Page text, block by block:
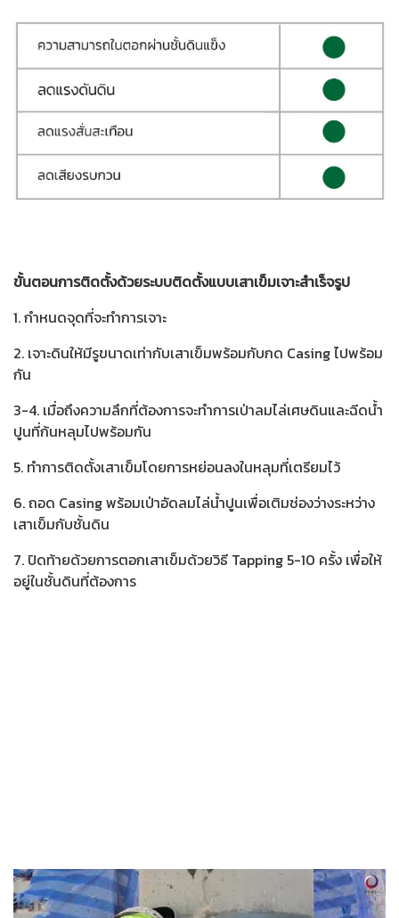
ขั้นตอนการติดตั้งด้วยระบบติดตั้งแบบเสาเข็มเจาะสำเร็จรูป
1. กำหนดจุดที่จะทำการเจาะ
2. เจาะดินให้มีรูขนาดเท่ากับเสาเข็มพร้อมกับกด Casing ไปพร้อม
กัน
3-4. เมื่อถึงความลึกที่ต้องการจะทำการเป่าลมไล่เศษดินและฉีดน้ำ
ปูนที่ก้นหลุมไปพร้อมกัน
5. ทำการติดตั้งเสาเข็มโดยการหย่อนลงในหลุมที่เตรียมไว้
6. ถอด Casing พร้อมเป่าอัดลมไล่น้ำปูนเพื่อเติมช่องว่างระหว่าง
เสาเข็มกับชั้นดิน
7. ปิดท้ายด้วยการตอกเสาเข็มด้วยวิธี Tapping 5-10 ครั้ง เพื่อให้
อยู่ในชั้นดินที่ต้องการ